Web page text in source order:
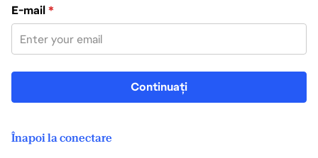
Resetați parola cu adresa de e-mail
E-mail*
Continuați
Înapoi la conectare